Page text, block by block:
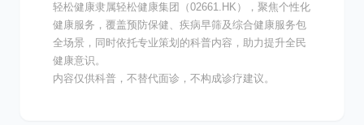
轻松健康隶属轻松健康集团（02661.HK），聚焦个性化
健康服务，覆盖预防保健、疾病早筛及综合健康服务包
全场景，同时依托专业策划的科普内容，助力提升全民
健康意识。
内容仅供科普，不替代面诊，不构成诊疗建议。